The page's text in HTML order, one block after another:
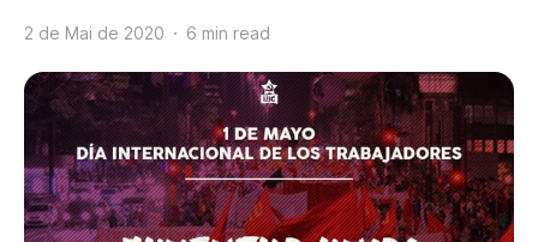
2 de Mai de 2020 6 min read